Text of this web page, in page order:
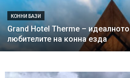
КОННИ БАЗИ
Grand Hotel Therme –
любителите на конна езда